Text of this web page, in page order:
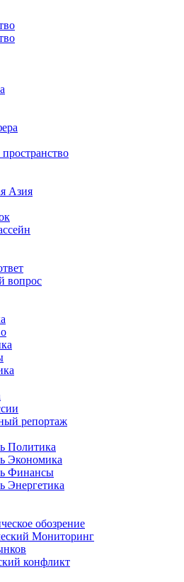
Азия
вопрос
репортаж
Политика
Экономика
Финансы
Энергетика
обозрение
Мониторинг
конфликт